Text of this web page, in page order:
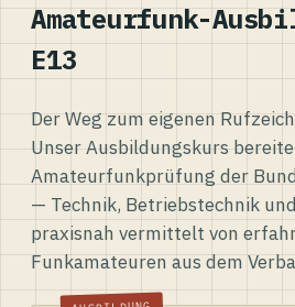
Amateurfunk-
E13
Der Weg zum eigenen
Unser Ausbildungskurs
Amateurfunkprüfung der
— Technik, Betriebstechnik
praxisnah vermittelt von
Funkamateuren aus dem